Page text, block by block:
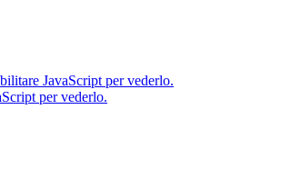
JavaScript per vederlo.
per vederlo.